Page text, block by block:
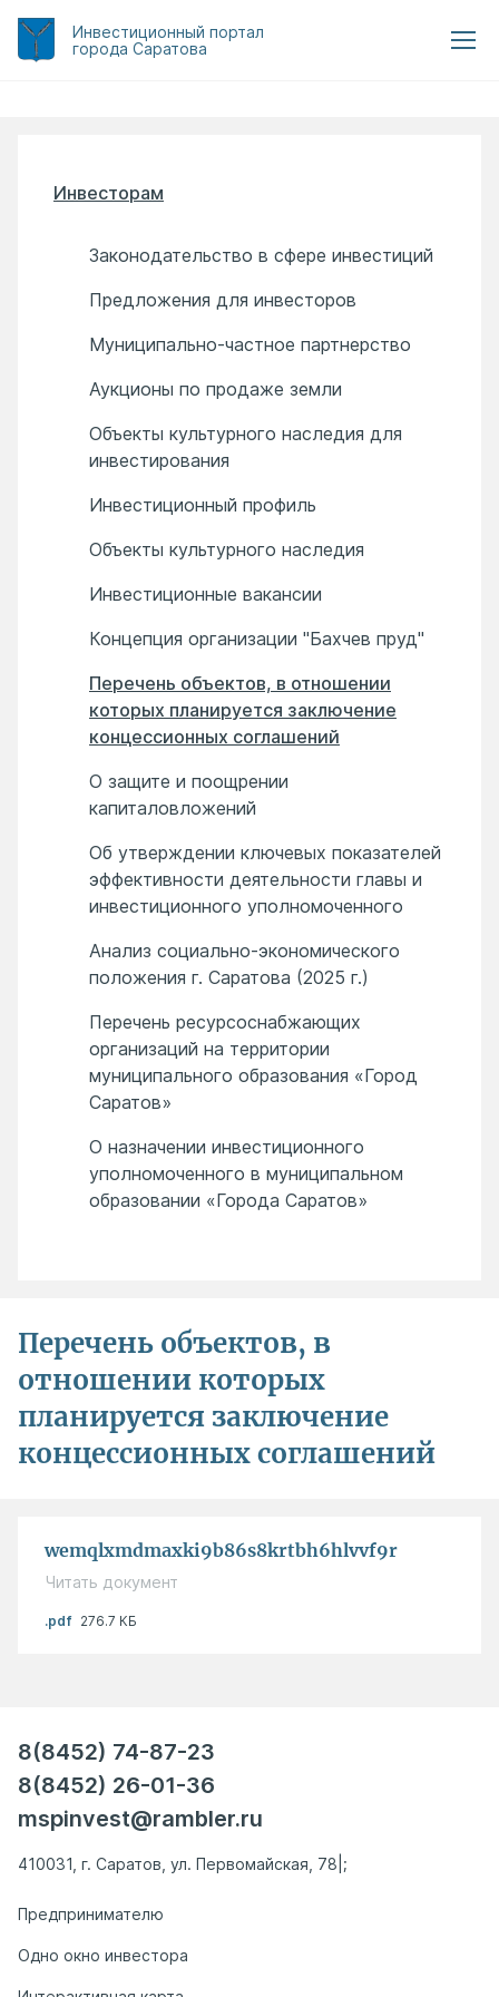
Инвестиционный портал
города Саратова
Инвесторам
Законодательство в сфере инвестиций
Предложения для инвесторов
Муниципально-частное партнерство
Аукционы по продаже земли
Объекты культурного наследия для
инвестирования
Инвестиционный профиль
Объекты культурного наследия
Инвестиционные вакансии
Концепция организации "Бахчев пруд"
Перечень объектов, в отношении
которых планируется заключение
концессионных соглашений
О защите и поощрении
капиталовложений
Об утверждении ключевых показателей
эффективности деятельности главы и
инвестиционного уполномоченного
Анализ социально-экономического
положения г. Саратова (2025 г.)
Перечень ресурсоснабжающих
организаций на территории
муниципального образования «Город
Саратов»
О назначении инвестиционного
уполномоченного в муниципальном
образовании «Города Саратов»
Перечень объектов, в
отношении которых
планируется заключение
концессионных соглашений
wemqlxmdmaxki9b86s8krtbh6hlvvf9r
Читать документ
.pdf 276.7 КБ
8(8452) 74-87-23
8(8452) 26-01-36
mspinvest@rambler.ru
410031, г. Саратов, ул. Первомайская, 78|;
Предпринимателю
Одно окно инвестора